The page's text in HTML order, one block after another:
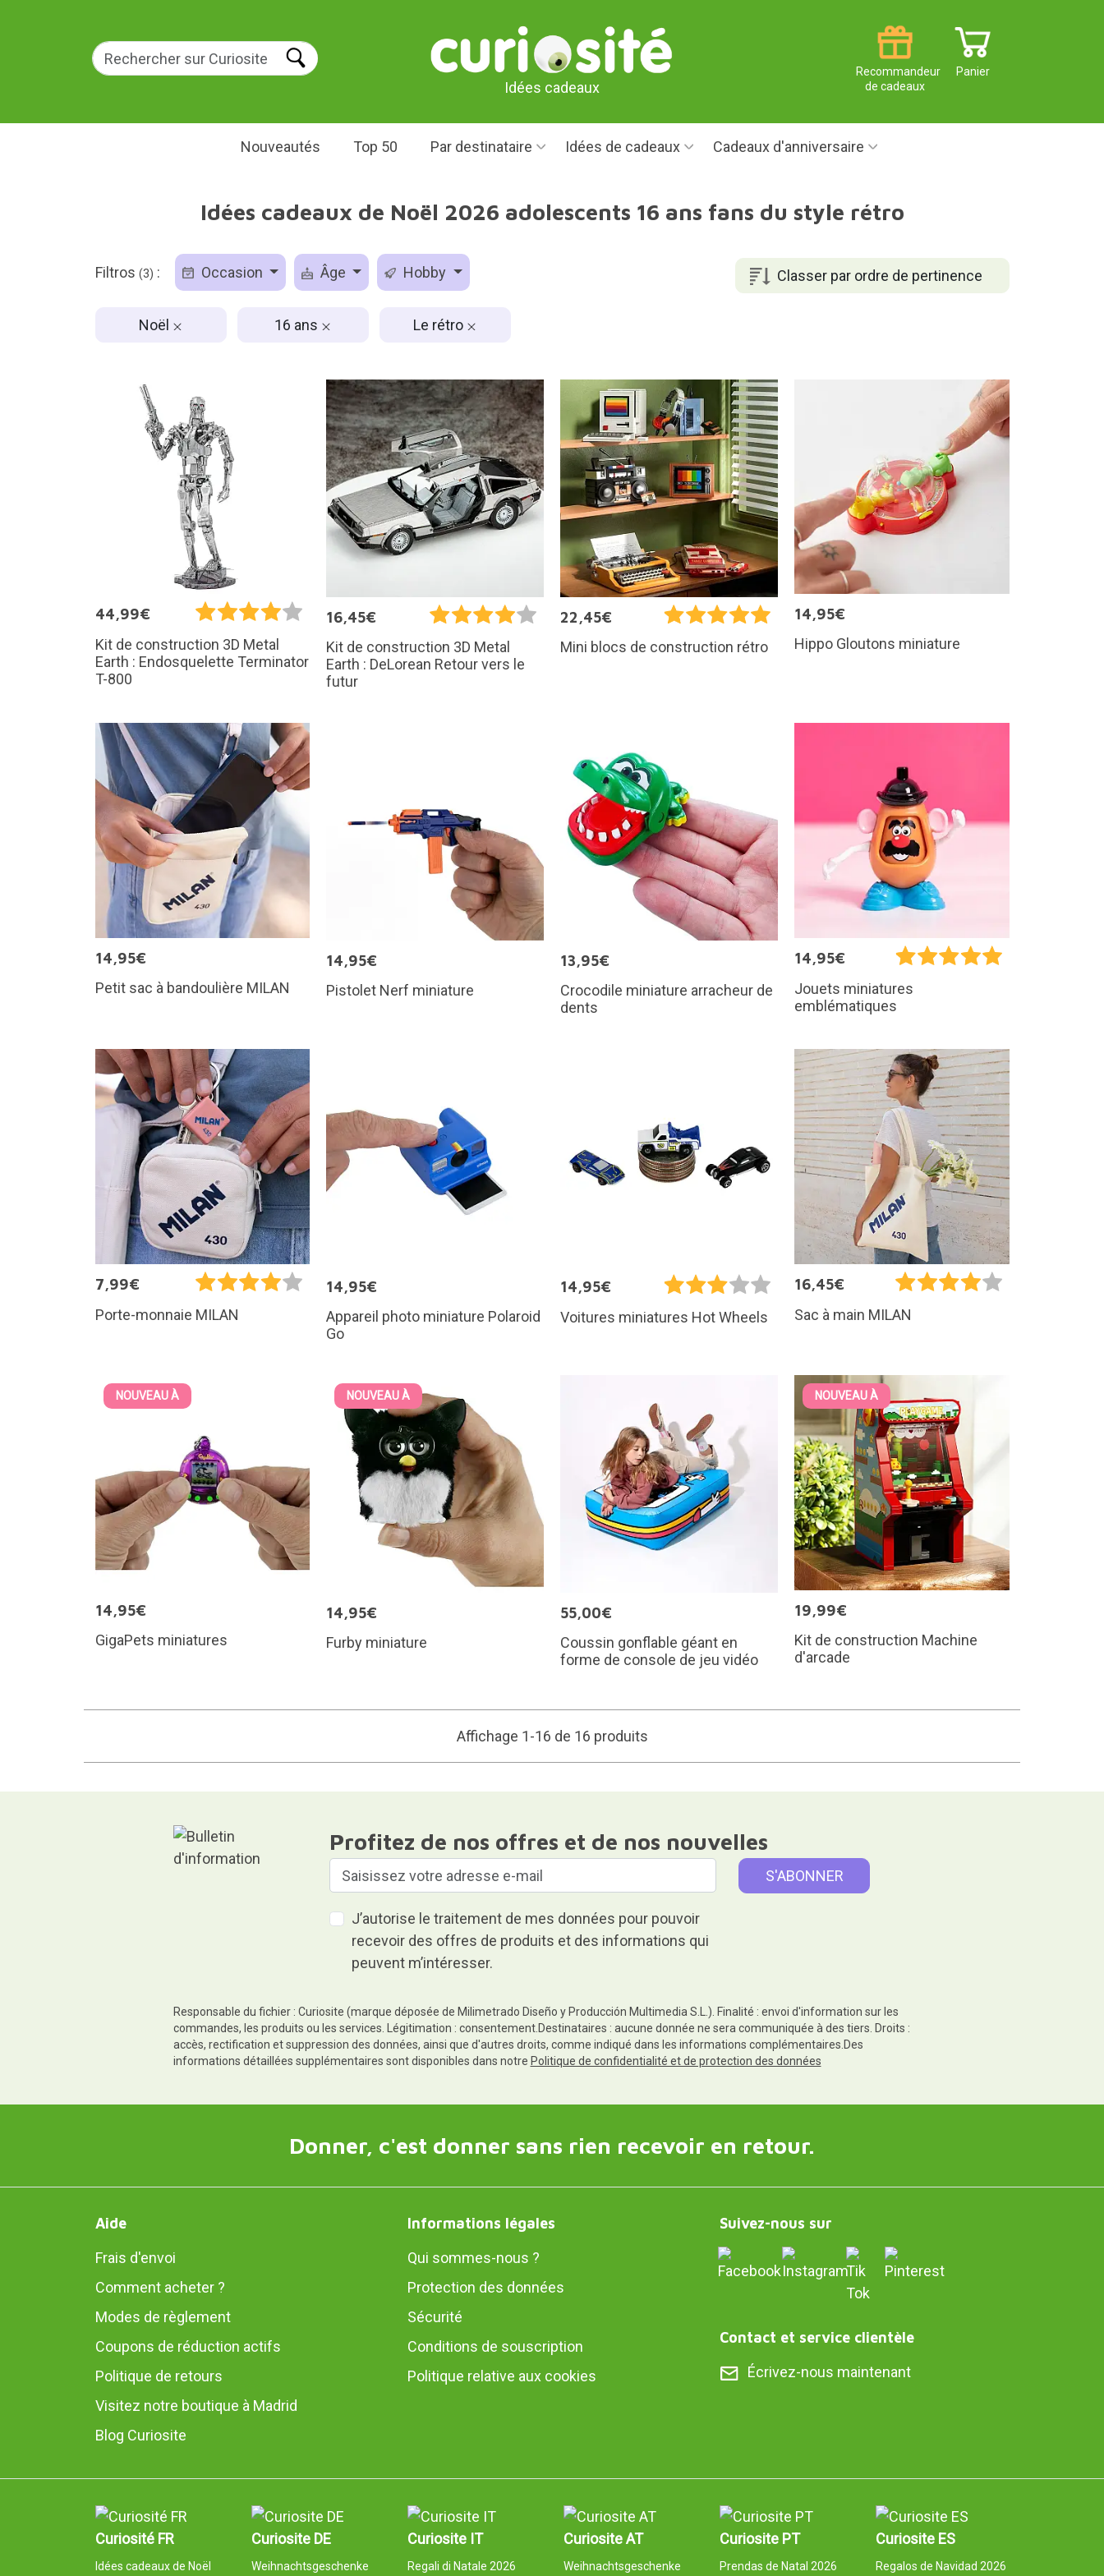
Idées cadeaux
Panier
Recommandeur
de cadeaux
Nouveautés Top 50 Par destinataire Idées de cadeaux Cadeaux d'anniversaire
Idées cadeaux de Noël 2026 adolescents 16 ans fans du style rétro
Classer par ordre de pertinence
Filtros (3) : Occasion Âge Hobby
Noël 16 ans Le rétro
44,99€
Kit de construction 3D Metal
Earth : Endosquelette Terminator
T-800
16,45€
Kit de construction 3D Metal
Earth : DeLorean Retour vers le
futur
22,45€
Mini blocs de construction rétro
14,95€
Hippo Gloutons miniature
14,95€
Petit sac à bandoulière MILAN
14,95€
Pistolet Nerf miniature
13,95€
Crocodile miniature arracheur de
dents
14,95€
Jouets miniatures
emblématiques
7,99€
Porte-monnaie MILAN
14,95€
Appareil photo miniature Polaroid
Go
14,95€
Voitures miniatures Hot Wheels
16,45€
Sac à main MILAN
NOUVEAU À
14,95€
GigaPets miniatures
NOUVEAU À
14,95€
Furby miniature
55,00€
Coussin gonflable géant en
forme de console de jeu vidéo
NOUVEAU À
19,99€
Kit de construction Machine
d'arcade
Affichage 1-16 de 16 produits
Profitez de nos offres et de nos nouvelles
J’autorise le traitement de mes données pour pouvoir
recevoir des offres de produits et des informations qui
peuvent m’intéresser.
Responsable du fichier : Curiosite (marque déposée de Milimetrado Diseño y Producción Multimedia S.L.). Finalité : envoi d'information sur les
commandes, les produits ou les services. Légitimation : consentement.Destinataires : aucune donnée ne sera communiquée à des tiers. Droits :
accès, rectification et suppression des données, ainsi que d'autres droits, comme indiqué dans les informations complémentaires.Des
informations détaillées supplémentaires sont disponibles dans notre Politique de confidentialité et de protection des données
Donner, c'est donner sans rien recevoir en retour.
Aide
Frais d'envoi
Comment acheter ?
Modes de règlement
Coupons de réduction actifs
Politique de retours
Visitez notre boutique à Madrid
Blog Curiosite
Informations légales
Qui sommes-nous ?
Protection des données
Sécurité
Conditions de souscription
Politique relative aux cookies
Suivez-nous sur
Contact et service clientèle
Écrivez-nous maintenant
Curiosité FR
Idées cadeaux de Noël
Curiosite DE
Weihnachtsgeschenke
Curiosite IT
Regali di Natale 2026
Curiosite AT
Weihnachtsgeschenke
Curiosite PT
Prendas de Natal 2026
Curiosite ES
Regalos de Navidad 2026